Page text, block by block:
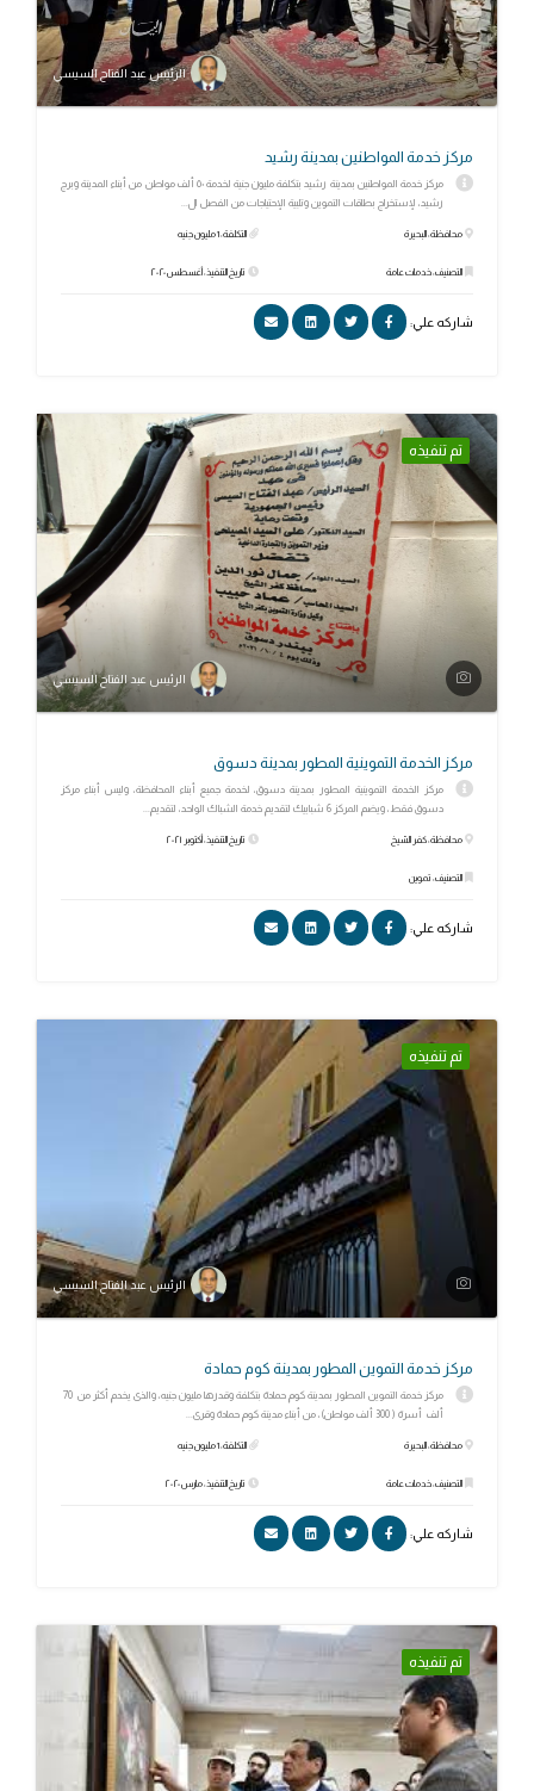
الرئيس عبد الفتاح السيسي
مركز خدمة المواطنين بمدينة رشيد
مركز خدمة المواطنين بمدينة رشيد بتكلفة مليون جنية لخدمة ٥٠ ألف مواطن من أبناء المدينة وبرج
رشيد، لإستخراج بطاقات التموين وتلبية الإحتياجات من الفصل ال...
محافظة: البحيرة
التصنيف: خدمات عامة
التكلفة: 1 مليون جنيه
تاريخ التنفيذ: أغسطس ٢٠٢٠
شاركه علي:
تم تنفيذه
الرئيس عبد الفتاح السيسي
مركز الخدمة التموينية المطور بمدينة دسوق
مركز الخدمة التموينية المطور بمدينة دسوق، لخدمة جميع أبناء المحافظة، وليس أبناء مركز
دسوق فقط، ويضم المركز 6 شبابيك لتقديم خدمة الشباك الواحد، لتقديم...
محافظة: كفر الشيخ
التصنيف: تموين
تاريخ التنفيذ: أكتوبر ٢٠٢١
شاركه علي:
تم تنفيذه
الرئيس عبد الفتاح السيسي
مركز خدمة التموين المطور بمدينة كوم حمادة
ألف أسرة ( 300 ألف مواطن)، من أبناء مدينة كوم حمادة وقرى...
محافظة: البحيرة
التصنيف: خدمات عامة
التكلفة: 1 مليون جنيه
تاريخ التنفيذ: مارس ٢٠٢٠
شاركه علي:
تم تنفيذه